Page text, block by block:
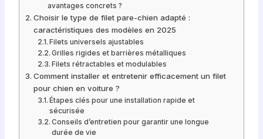
avantages concrets ?
Choisir le type de filet pare-chien adapté :
caractéristiques des modèles en 2025
Filets universels ajustables
Grilles rigides et barrières métalliques
Filets rétractables et modulables
Comment installer et entretenir efficacement un filet
pour chien en voiture ?
Étapes clés pour une installation rapide et
sécurisée
Conseils d’entretien pour garantir une longue
durée de vie